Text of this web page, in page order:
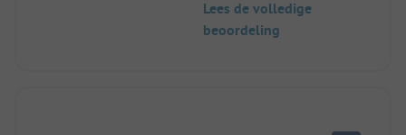
Lees de volledige
beoordeling